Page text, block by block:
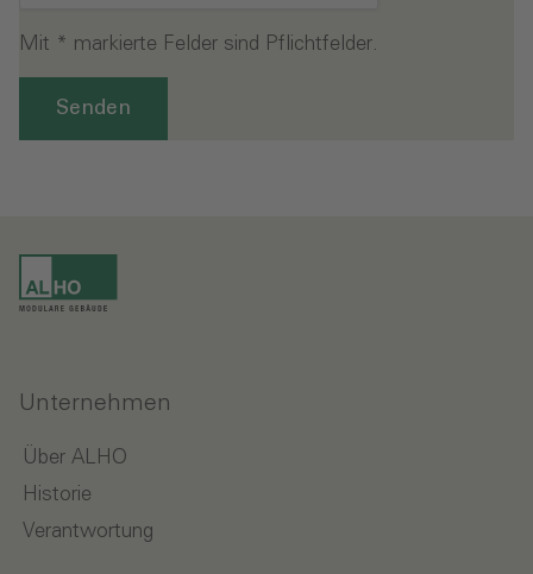
Mit * markierte Felder sind Pflichtfelder.
Senden
Unternehmen
Über ALHO
Historie
Verantwortung